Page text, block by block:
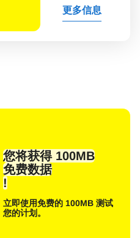
更多信息
您将获得 100MB
免费数据
!
立即使用免费的 100MB 测试
您的计划。